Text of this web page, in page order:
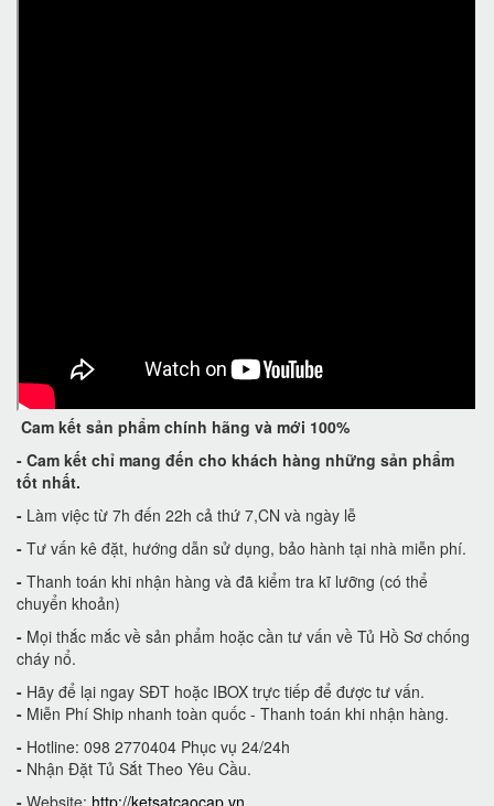
Cam kết sản phẩm chính hãng và mới 100%
- Cam kết chỉ mang đến cho khách hàng những sản phẩm
tốt nhất.
- Làm việc từ 7h đến 22h cả thứ 7,CN và ngày lễ
- Tư vấn kê đặt, hướng dẫn sử dụng, bảo hành tại nhà miễn phí.
- Thanh toán khi nhận hàng và đã kiểm tra kĩ lưỡng (có thể
chuyển khoản)
- Mọi thắc mắc về sản phẩm hoặc cần tư vấn về Tủ Hồ Sơ chống
cháy nổ.
- Hãy để lại ngay SĐT hoặc IBOX trực tiếp để được tư vấn.
- Miễn Phí Ship nhanh toàn quốc - Thanh toán khi nhận hàng.
- Hotline: 098 2770404 Phục vụ 24/24h
- Nhận Đặt Tủ Sắt Theo Yêu Cầu.
- Website: http://ketsatcaocap.vn